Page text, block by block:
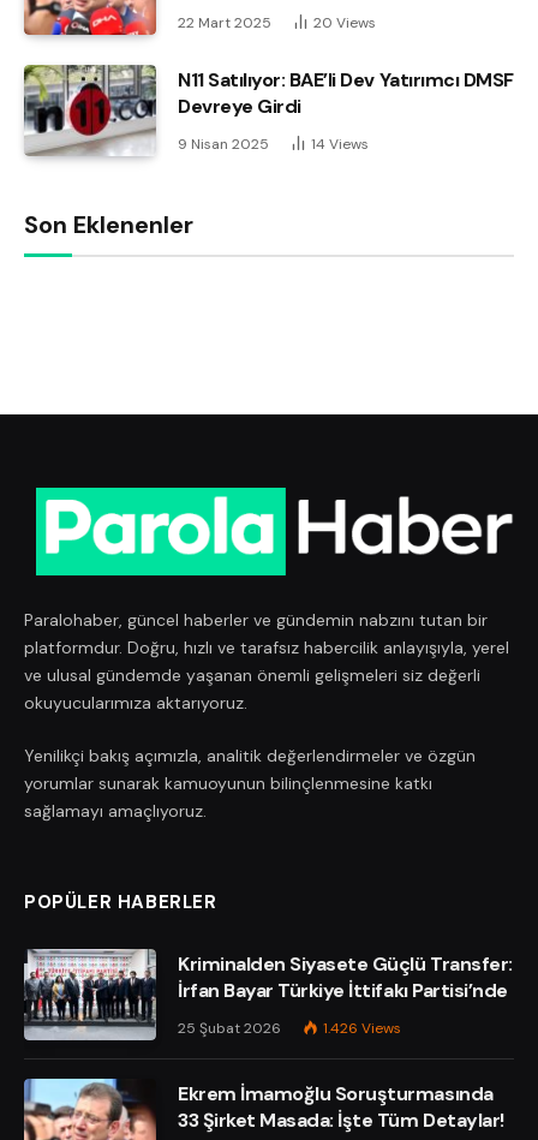
22 Mart 2025 20 Views
N11 Satılıyor: BAE’li Dev Yatırımcı DMSF
Devreye Girdi
9 Nisan 2025 14 Views
Son Eklenenler
Paralohaber, güncel haberler ve gündemin nabzını tutan bir
platformdur. Doğru, hızlı ve tarafsız habercilik anlayışıyla, yerel
ve ulusal gündemde yaşanan önemli gelişmeleri siz değerli
okuyucularımıza aktarıyoruz.
Yenilikçi bakış açımızla, analitik değerlendirmeler ve özgün
yorumlar sunarak kamuoyunun bilinçlenmesine katkı
sağlamayı amaçlıyoruz.
POPÜLER HABERLER
Kriminalden Siyasete Güçlü Transfer:
İrfan Bayar Türkiye İttifakı Partisi’nde
25 Şubat 2026 1.426 Views
Ekrem İmamoğlu Soruşturmasında
33 Şirket Masada: İşte Tüm Detaylar!